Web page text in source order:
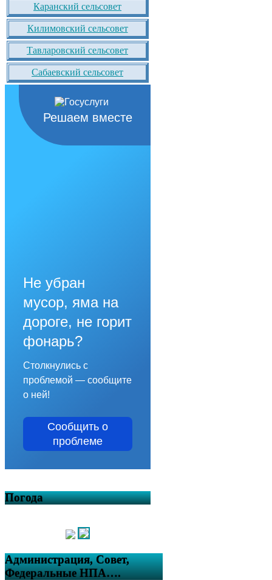
Каранский сельсовет
Килимовский сельсовет
Тавларовский сельсовет
Сабаевский сельсовет
Решаем вместе
Не убран
мусор, яма на
дороге, не горит
фонарь?
Столкнулись с
проблемой — сообщите
о ней!
Сообщить о
проблеме
Погода
Администрация, Совет,
Федеральные НПА….